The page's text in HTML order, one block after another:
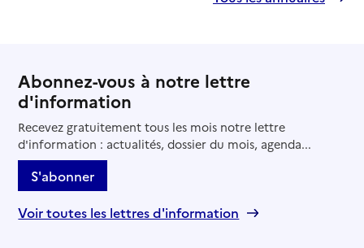
Abonnez-vous à notre lettre
d'information
Recevez gratuitement tous les mois notre lettre
d'information : actualités, dossier du mois, agenda...
S'abonner
Voir toutes les lettres d'information